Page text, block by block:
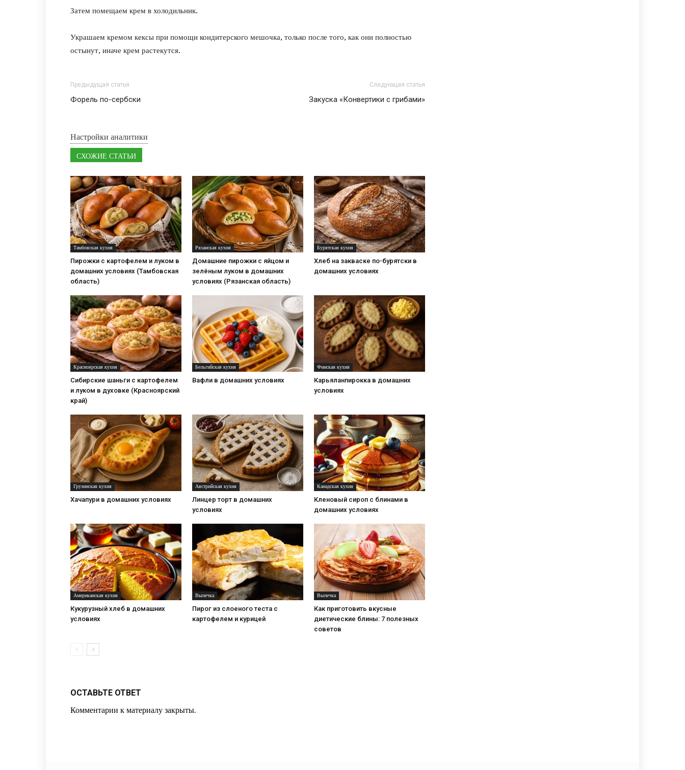
Затем помещаем крем в холодильник.
Украшаем кремом кексы при помощи кондитерского мешочка, только после того, как они полностью
остынут, иначе крем растекутся.
Предыдущая статья
Форель по-сербски
Следующая статья
Закуска «Конвертики с грибами»
Настройки аналитики
СХОЖИЕ СТАТЬИ
Тамбовская кухня
Пирожки с картофелем и луком в
домашних условиях (Тамбовская
область)
Рязанская кухня
Домашние пирожки с яйцом и
зелёным луком в домашних
условиях (Рязанская область)
Бурятская кухня
Хлеб на закваске по-бурятски в
домашних условиях
Красноярская кухня
Сибирские шаньги с картофелем
и луком в духовке (Красноярский
край)
Бельгийская кухня
Вафли в домашних условиях
Финская кухня
Карьяланпирокка в домашних
условиях
Грузинская кухня
Хачапури в домашних условиях
Австрийская кухня
Линцер торт в домашних
условиях
Канадская кухня
Кленовый сироп с блинами в
домашних условиях
Американская кухня
Кукурузный хлеб в домашних
условиях
Выпечка
Пирог из слоеного теста с
картофелем и курицей
Выпечка
Как приготовить вкусные
диетические блины: 7 полезных
советов
ОСТАВЬТЕ ОТВЕТ
Комментарии к материалу закрыты.